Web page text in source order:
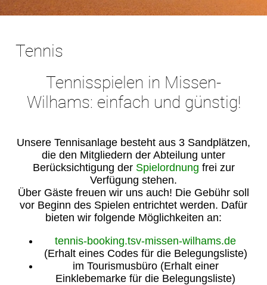
Tennis
Tennisspielen in Missen-
Wilhams: einfach und günstig!
Unsere Tennisanlage besteht aus 3 Sandplätzen,
die den Mitgliedern der Abteilung unter
Berücksichtigung der Spielordnung frei zur
Verfügung stehen.
Über Gäste freuen wir uns auch! Die Gebühr soll
vor Beginn des Spielen entrichtet werden. Dafür
bieten wir folgende Möglichkeiten an:
tennis-booking.tsv-missen-wilhams.de
(Erhalt eines Codes für die Belegungsliste)
im Tourismusbüro (Erhalt einer
Einklebemarke für die Belegungsliste)